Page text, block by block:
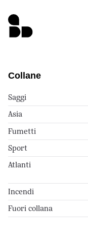
Collane
Saggi
Asia
Fumetti
Sport
Atlanti
Incendi
Fuori collana